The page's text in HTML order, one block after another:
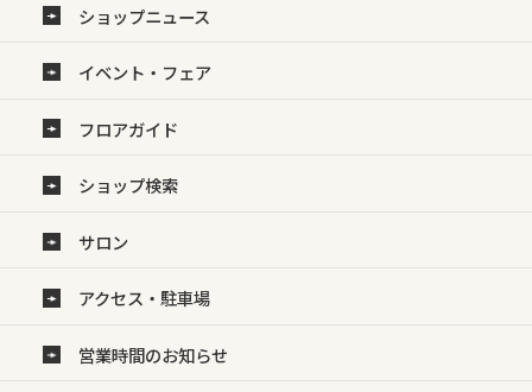
ショップニュース
イベント・フェア
フロアガイド
ショップ検索
サロン
アクセス・駐車場
営業時間のお知らせ